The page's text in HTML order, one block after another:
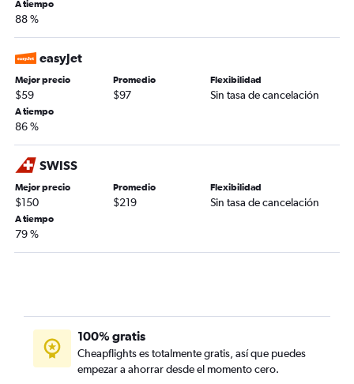
A tiempo
88 %
easyJet
Mejor precio
$59
Promedio
$97
Flexibilidad
Sin tasa de cancelación
A tiempo
86 %
SWISS
Mejor precio
$150
Promedio
$219
Flexibilidad
Sin tasa de cancelación
A tiempo
79 %
100% gratis
Cheapflights es totalmente gratis, así que puedes
empezar a ahorrar desde el momento cero.